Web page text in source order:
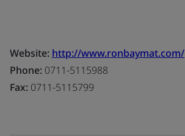
Website: http://www.ronbaymat.com/
Phone: 0711-5115988
Fax: 0711-5115799